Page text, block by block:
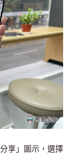
享」圖示，選擇